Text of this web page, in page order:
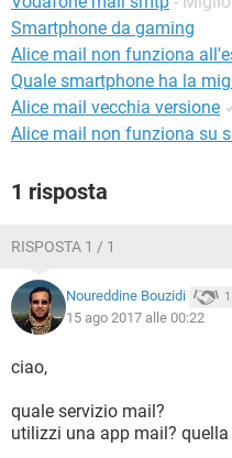
Smartphone da gaming
Alice mail non funziona
Quale smartphone ha la
Alice mail vecchia versione
Alice mail non funziona su
1 risposta
RISPOSTA 1 / 1
Noureddine Bouzidi
15 ago 2017 alle 00:22
ciao,
quale servizio mail?
utilizzi una app mail?